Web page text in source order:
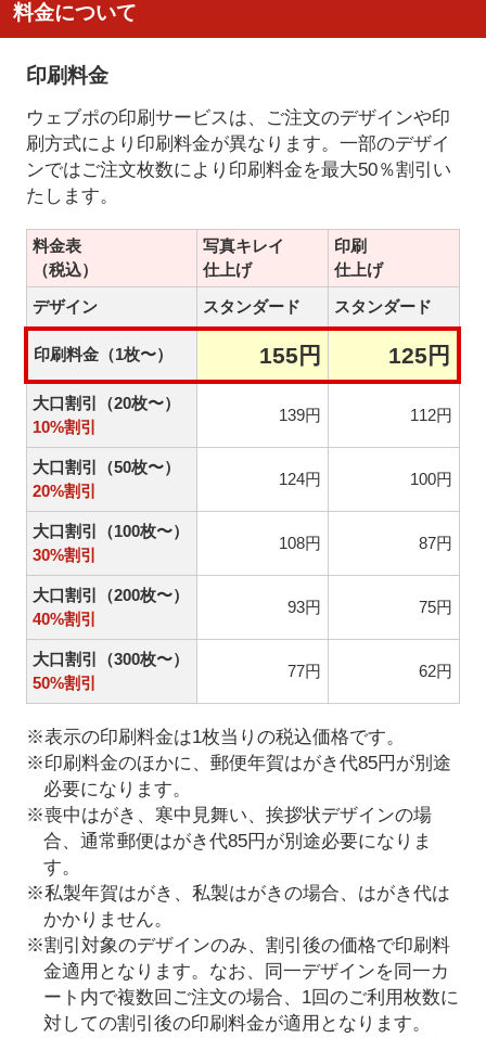
料金について
印刷料金
ウェブポの印刷サービスは、ご注文のデザインや印
刷方式により印刷料金が異なります。一部のデザイ
ンではご注文枚数により印刷料金を最大50％割引い
たします。
料金表
（税込）
写真キレイ
仕上げ
印刷
仕上げ
デザイン
スタンダード スタンダード
印刷料金（1枚〜） 155円 125円
大口割引（20枚〜）
10%割引
139円 112円
大口割引（50枚〜）
20%割引
124円 100円
大口割引（100枚〜）
30%割引
108円 87円
大口割引（200枚〜）
40%割引
93円 75円
大口割引（300枚〜）
50%割引
77円 62円
※表示の印刷料金は1枚当りの税込価格です。
※印刷料金のほかに、郵便年賀はがき代85円が別途
必要になります。
※喪中はがき、寒中見舞い、挨拶状デザインの場
合、通常郵便はがき代85円が別途必要になりま
す。
※私製年賀はがき、私製はがきの場合、はがき代は
かかりません。
※割引対象のデザインのみ、割引後の価格で印刷料
金適用となります。なお、同一デザインを同一カ
ート内で複数回ご注文の場合、1回のご利用枚数に
対しての割引後の印刷料金が適用となります。